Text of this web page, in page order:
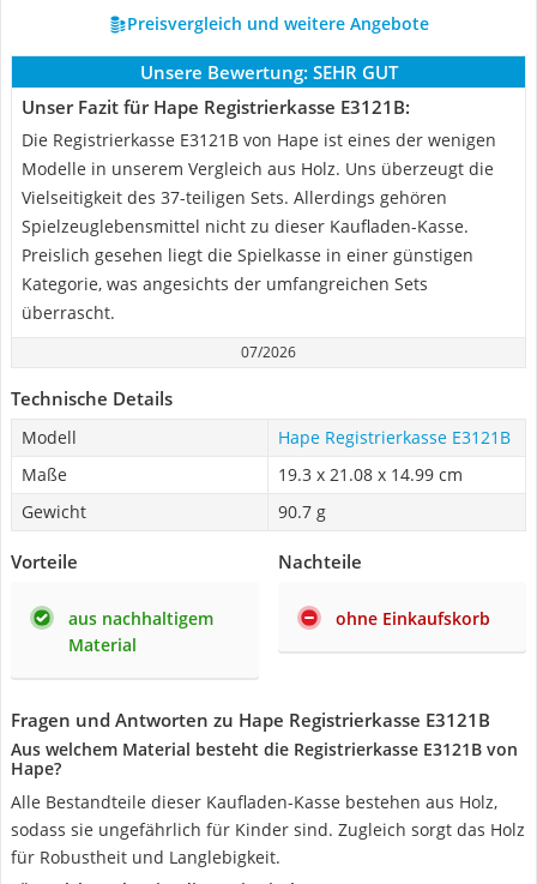
Preisvergleich und weitere Angebote
Unsere Bewertung: SEHR GUT
Unser Fazit für Hape Registrierkasse E3121B:
Die Registrierkasse E3121B von Hape ist eines der wenigen
Modelle in unserem Vergleich aus Holz. Uns überzeugt die
Vielseitigkeit des 37-teiligen Sets. Allerdings gehören
Spielzeuglebensmittel nicht zu dieser Kaufladen-Kasse.
Preislich gesehen liegt die Spielkasse in einer günstigen
Kategorie, was angesichts der umfangreichen Sets
überrascht.
07/2026
Technische Details
Modell
Hape Registrierkasse E3121B
Maße
‎19.3 x 21.08 x 14.99 cm
Gewicht
‎90.7 g
Vorteile
aus nachhaltigem
Material
Nachteile
ohne Einkaufskorb
Fragen und Antworten zu Hape Registrierkasse E3121B
Aus welchem Material besteht die Registrierkasse E3121B von
Hape?
Alle Bestandteile dieser Kaufladen-Kasse bestehen aus Holz,
sodass sie ungefährlich für Kinder sind. Zugleich sorgt das Holz
für Robustheit und Langlebigkeit.